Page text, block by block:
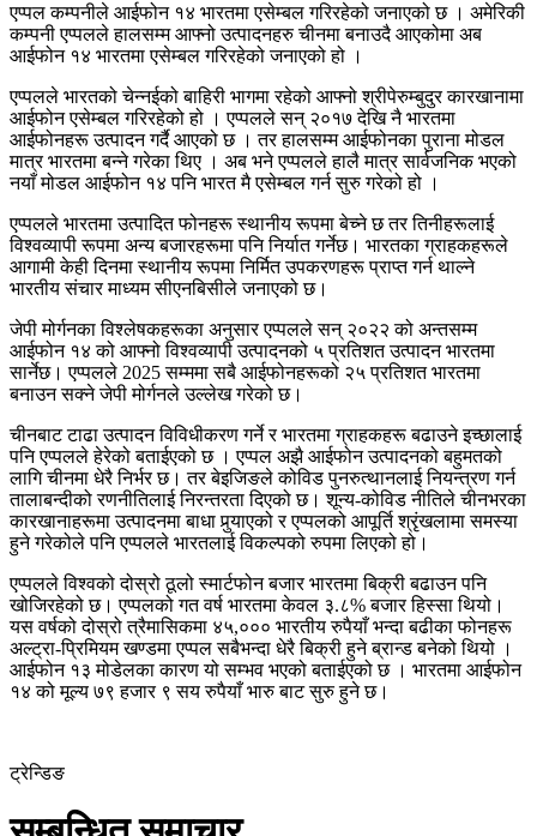
एप्पल कम्पनीले आईफोन १४ भारतमा एसेम्बल गरिरहेको जनाएको छ । अमेरिकी
कम्पनी एप्पलले हालसम्म आफ्नो उत्पादनहरु चीनमा बनाउदै आएकोमा अब
आईफोन १४ भारतमा एसेम्बल गरिरहेको जनाएको हो ।
एप्पलले भारतको चेन्नईको बाहिरी भागमा रहेको आफ्नो श्रीपेरुम्बुदुर कारखानामा
आईफोन एसेम्बल गरिरहेको हो । एप्पलले सन् २०१७ देखि नै भारतमा
आईफोनहरू उत्पादन गर्दै आएको छ । तर हालसम्म आईफोनका पुराना मोडल
मात्र भारतमा बन्ने गरेका थिए । अब भने एप्पलले हालै मात्र सार्वजनिक भएको
नयाँ मोडल आईफोन १४ पनि भारत मै एसेम्बल गर्न सुरु गरेको हो ।
एप्पलले भारतमा उत्पादित फोनहरू स्थानीय रूपमा बेच्ने छ तर तिनीहरूलाई
विश्वव्यापी रूपमा अन्य बजारहरूमा पनि निर्यात गर्नेछ। भारतका ग्राहकहरूले
आगामी केही दिनमा स्थानीय रूपमा निर्मित उपकरणहरू प्राप्त गर्न थाल्ने
भारतीय संचार माध्यम सीएनबिसीले जनाएको छ।
जेपी मोर्गनका विश्लेषकहरूका अनुसार एप्पलले सन् २०२२ को अन्तसम्म
आईफोन १४ को आफ्नो विश्वव्यापी उत्पादनको ५ प्रतिशत उत्पादन भारतमा
सार्नेछ। एप्पलले 2025 सम्ममा सबै आईफोनहरूको २५ प्रतिशत भारतमा
बनाउन सक्ने जेपी मोर्गनले उल्लेख गरेको छ।
चीनबाट टाढा उत्पादन विविधीकरण गर्ने र भारतमा ग्राहकहरू बढाउने इच्छालाई
पनि एप्पलले हेरेको बताईएको छ । एप्पल अझै आईफोन उत्पादनको बहुमतको
लागि चीनमा धेरै निर्भर छ। तर बेइजिङले कोविड पुनरुत्थानलाई नियन्त्रण गर्न
तालाबन्दीको रणनीतिलाई निरन्तरता दिएको छ। शून्य-कोविड नीतिले चीनभरका
कारखानाहरूमा उत्पादनमा बाधा पुर्‍याएको र एप्पलको आपूर्ति श्रृंखलामा समस्या
हुने गरेकोले पनि एप्पलले भारतलाई विकल्पको रुपमा लिएको हो।
एप्पलले विश्वको दोस्रो ठूलो स्मार्टफोन बजार भारतमा बिक्री बढाउन पनि
खोजिरहेको छ। एप्पलको गत वर्ष भारतमा केवल ३.८% बजार हिस्सा थियो।
यस वर्षको दोस्रो त्रैमासिकमा ४५,००० भारतीय रुपैयाँ भन्दा बढीका फोनहरू
अल्ट्रा-प्रिमियम खण्डमा एप्पल सबैभन्दा धेरै बिक्री हुने ब्रान्ड बनेको थियो ।
आईफोन १३ मोडेलका कारण यो सम्भव भएको बताईएको छ । भारतमा आईफोन
१४ को मूल्य ७९ हजार ९ सय रुपैयाँ भारु बाट सुरु हुने छ।
ट्रेन्डिङ